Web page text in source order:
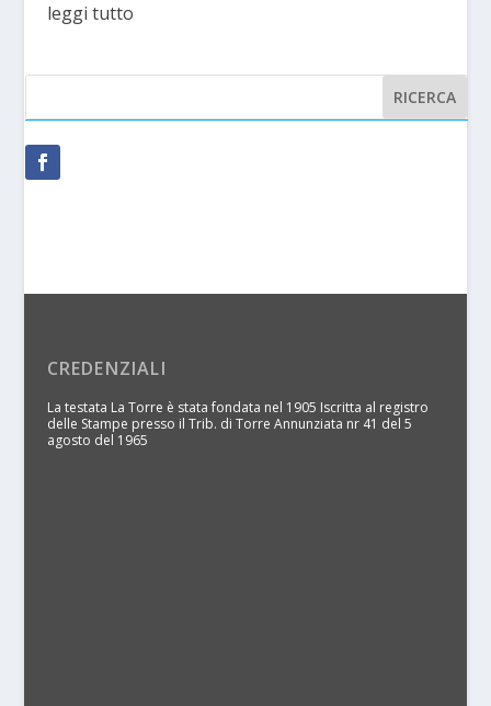
leggi tutto
CREDENZIALI
La testata La Torre è stata fondata nel 1905 Iscritta al registro
delle Stampe presso il Trib. di Torre Annunziata nr 41 del 5
agosto del 1965